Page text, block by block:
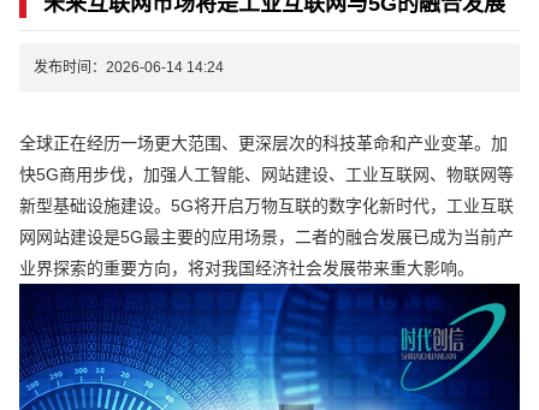
发布时间：2026-06-14 14:24
全球正在经历一场更大范围、更深层次的科技革命和产业变革。加
快5G商用步伐，加强人工智能、网站建设、工业互联网、物联网等
新型基础设施建设。5G将开启万物互联的数字化新时代，工业互联
网网站建设是5G最主要的应用场景，二者的融合发展已成为当前产
业界探索的重要方向，将对我国经济社会发展带来重大影响。